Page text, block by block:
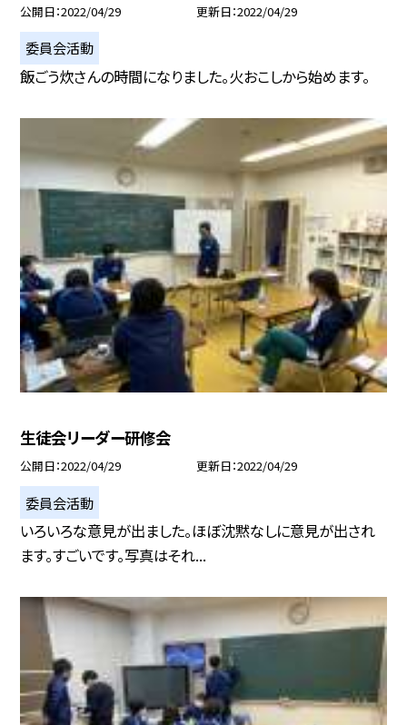
公開日 2022/04/29 更新日 2022/04/29
委員会活動
飯ごう炊さんの時間になりました。火おこしから始めます。
生徒会リーダー研修会
公開日 2022/04/29 更新日 2022/04/29
委員会活動
いろいろな意見が出ました。ほぼ沈黙なしに意見が出され
ます。すごいです。写真はそれ...